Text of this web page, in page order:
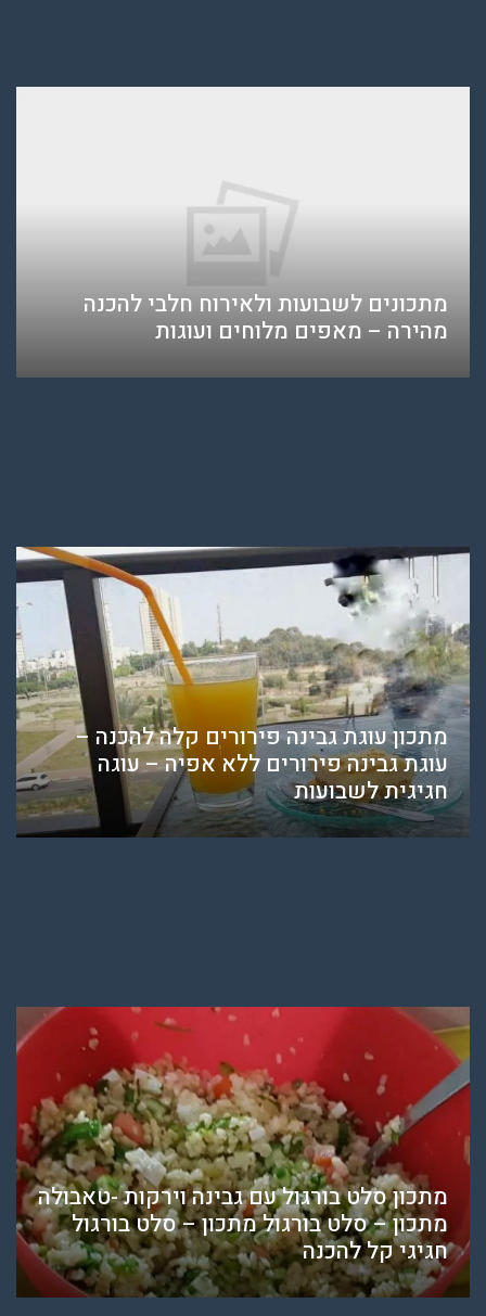
מתכונים לשבועות ולאירוח חלבי להכנה
מהירה – מאפים מלוחים ועוגות
מתכון עוגת גבינה פירורים קלה להכנה –
עוגת גבינה פירורים ללא אפיה – עוגה
חגיגית לשבועות
מתכון סלט בורגול עם גבינה וירקות -טאבולה
מתכון – סלט בורגול מתכון – סלט בורגול
חגיגי קל להכנה